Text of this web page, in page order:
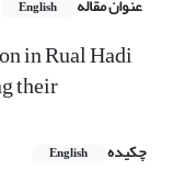
عنوان مقاله English
in Rual Hadi
their
چکیده English